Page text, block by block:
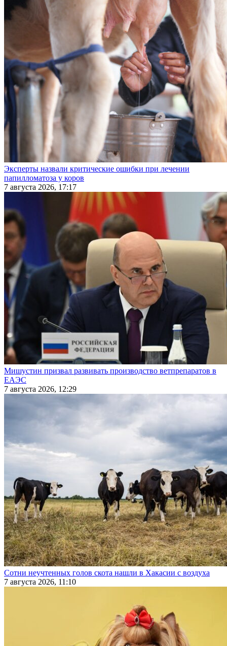
Эксперты назвали критические ошибки при лечении
папилломатоза у коров
7 августа 2026, 17:17
Мишустин призвал развивать производство ветпрепаратов в
ЕАЭС
7 августа 2026, 12:29
Сотни неучтенных голов скота нашли в Хакасии с воздуха
7 августа 2026, 11:10